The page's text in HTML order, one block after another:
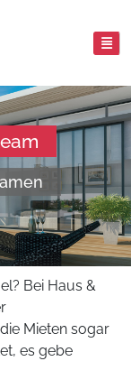
Bei Haus &
Mieten sogar
es gebe